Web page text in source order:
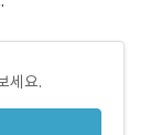
세요.